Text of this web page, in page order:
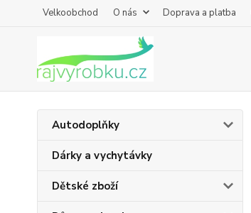
Velkoobchod O nás Doprava a platba
Autodoplňky
Dárky a vychytávky
Dětské zboží